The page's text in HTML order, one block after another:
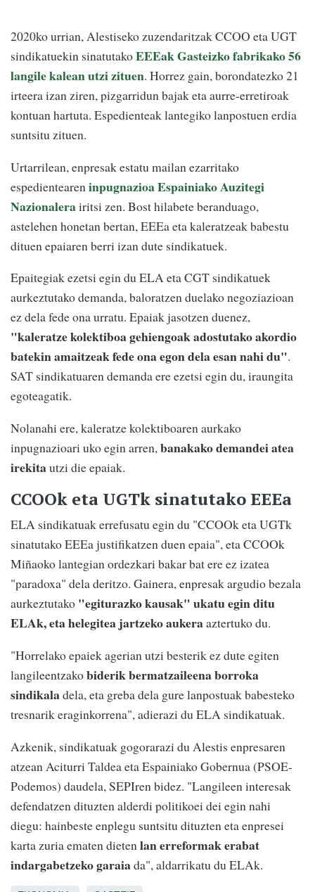
2020ko urrian, Alestiseko zuzendaritzak CCOO eta UGT
sindikatuekin sinatutakoEEEak Gasteizko fabrikako 56
langile kalean utzi zituen. Horrez gain, borondatezko 21
irteera izan ziren, pizgarridun bajak eta aurre-erretiroak
kontuan hartuta. Espedienteak lantegiko lanpostuen erdia
suntsitu zituen.
Urtarrilean, enpresak estatu mailan ezarritako
espedientearen inpugnazioa Espainiako Auzitegi
Nazionalerairitsi zen. Bost hilabete beranduago,
astelehen honetan bertan, EEEa eta kaleratzeak babestu
dituen epaiaren berri izan dute sindikatuek.
Epaitegiak ezetsi egin du ELA eta CGT sindikatuek
aurkeztutako demanda, baloratzen duelako negoziazioan
ez dela fede ona urratu. Epaiak jasotzen duenez,
"kaleratze kolektiboa gehiengoak adostutako akordio
batekin amaitzeak fede ona egon dela esan nahi du".
SAT sindikatuaren demanda ere ezetsi egin du, iraungita
egoteagatik.
Nolanahi ere, kaleratze kolektiboaren aurkako
inpugnazioari uko egin arren,banakako demandei atea
irekitautzi die epaiak.
CCOOk eta UGTk sinatutako EEEa
ELA sindikatuak errefusatu egin du "CCOOk eta UGTk
sinatutako EEEa justifikatzen duen epaia", eta CCOOk
Miñaoko lantegian ordezkari bakar bat ere ez izatea
"paradoxa" dela deritzo. Gainera, enpresak argudio bezala
aurkeztutako "egiturazko kausak" ukatu egin ditu
ELAk, eta helegitea jartzeko aukeraaztertuko du.
"Horrelako epaiek agerian utzi besterik ez dute egiten
langileentzakobiderik bermatzaileena borroka
sindikaladela, eta greba dela gure lanpostuak babesteko
tresnarik eraginkorrena", adierazi du ELA sindikatuak.
Azkenik, sindikatuak gogorarazi du Alestis enpresaren
atzean Aciturri Taldea eta Espainiako Gobernua (PSOE-
Podemos) daudela, SEPIren bidez. "Langileen interesak
defendatzen dituzten alderdi politikoei dei egin nahi
diegu: hainbeste enplegu suntsitu dituzten eta enpresei
karta zuria ematen dieten lan erreformak erabat
indargabetzeko garaiada", aldarrikatu du ELAk.